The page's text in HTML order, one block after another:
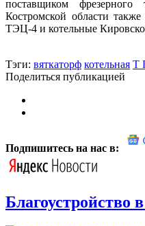
поставщиком
Костромской области
ТЭЦ-4 и котельные
Тэги: вяткаторф котельная Т
Поделиться публикацией
Подпишитесь на нас в:
Благоустройство